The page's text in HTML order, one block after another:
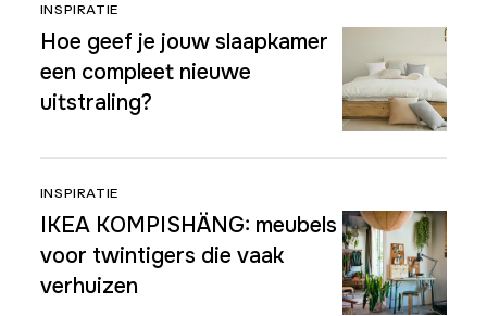
INSPIRATIE
Hoe geef je jouw slaapkamer
een compleet nieuwe
uitstraling?
INSPIRATIE
IKEA KOMPISHÄNG: meubels
voor twintigers die vaak
verhuizen